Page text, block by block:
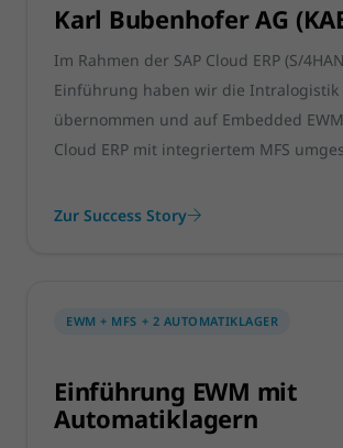
Karl Bubenhofer AG
Im Rahmen der SAP Cloud ERP (S/
Einführung haben wir die Intralogistik
übernommen und auf Embedded
Cloud ERP mit integriertem MFS
Zur Success Story
EWM + MFS + 2 AUTOMATIKLAGER
Einführung EWM mit
Automatiklagern